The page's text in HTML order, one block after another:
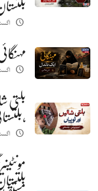
اگست 5,
اگست 5,
بلتی
اگست 5,